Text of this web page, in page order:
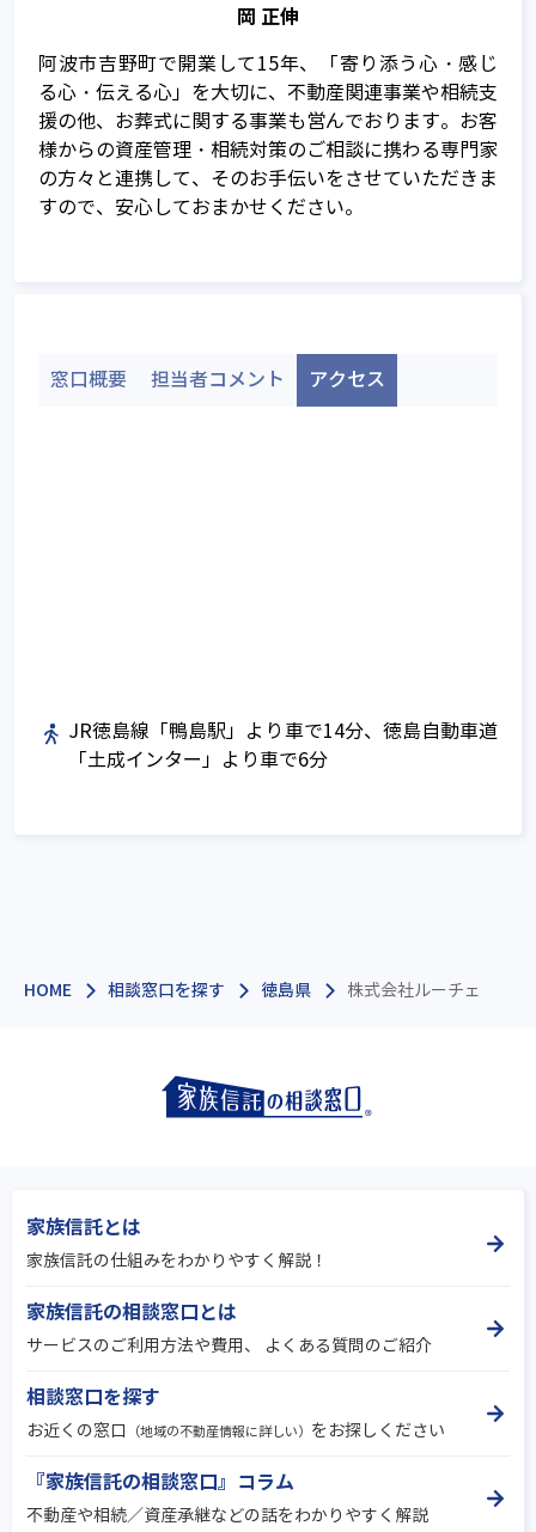
家族信託とは
家族信託が注目される背景
信託って何？
サービスのご利用に関する費用につい
相談窓口全国TOP
HOME 相談窓口を探す 徳島県 株式会社ルーチェ
岡 正伸
阿波市吉野町で開業して15年、「寄り添う心・感じ
る心・伝える心」を大切に、不動産関連事業や相続支
援の他、お葬式に関する事業も営んでおります。お客
様からの資産管理・相続対策のご相談に携わる専門家
の方々と連携して、そのお手伝いをさせていただきま
すので、安心しておまかせください。
窓口概要 担当者コメント アクセス
JR徳島線「鴨島駅」より車で14分、徳島自動車道
「土成インター」より車で6分
家族信託とは
家族信託の仕組みをわかりやすく解説！
家族信託の相談窓口とは
サービスのご利用方法や費用、 よくある質問のご紹介
相談窓口を探す
お近くの窓口 （地域の不動産情報に詳しい） をお探しください
『家族信託の相談窓口』コラム
不動産や相続／資産承継などの話をわかりやすく解説